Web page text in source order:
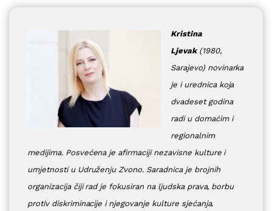
Kristina
Ljevak (1980,
Sarajevo) novinarka
je i urednica koja
dvadeset godina
radi u domaćim i
regionalnim
medijima. Posvećena je afirmaciji nezavisne kulture i
umjetnosti u Udruženju Zvono. Saradnica je brojnih
organizacija čiji rad je fokusiran na ljudska prava, borbu
protiv diskriminacije i njegovanje kulture sjećanja.